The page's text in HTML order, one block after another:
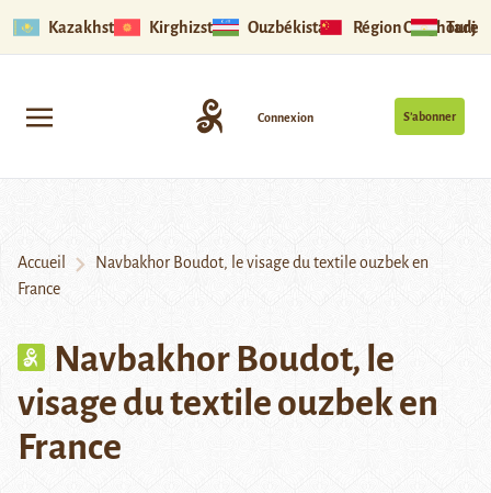
Kazakhstan Kirghizstan Ouzbékistan Région Ouïghoure
S’abonner
Connexion
Accueil
Navbakhor Boudot, le visage du textile ouzbek en
France
Navbakhor Boudot, le
visage du textile ouzbek en
France